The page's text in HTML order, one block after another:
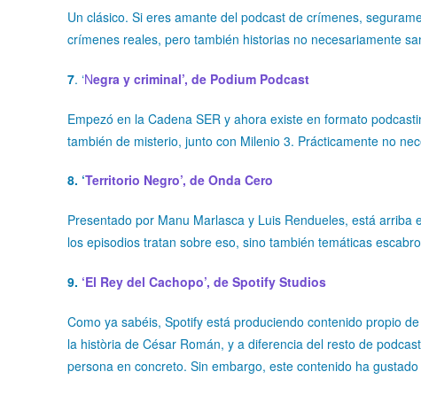
Un clásico. Si eres amante del podcast de crímenes,
crímenes reales, pero también historias no necesariamente
7. ‘Negra y criminal’, de Podium Podcast
Empezó en la Cadena SER y ahora existe en formato
también de misterio, junto con Milenio 3. Prácticamente no
8. ‘Territorio Negro’, de Onda Cero
Presentado por Manu Marlasca y Luis Rendueles, está
los episodios tratan sobre eso, sino también temáticas
9. ‘El Rey del Cachopo’, de Spotify Studios
Como ya sabéis, Spotify está produciendo contenido propio
la història de César Román, y a diferencia del resto de
persona en concreto. Sin embargo, este contenido ha